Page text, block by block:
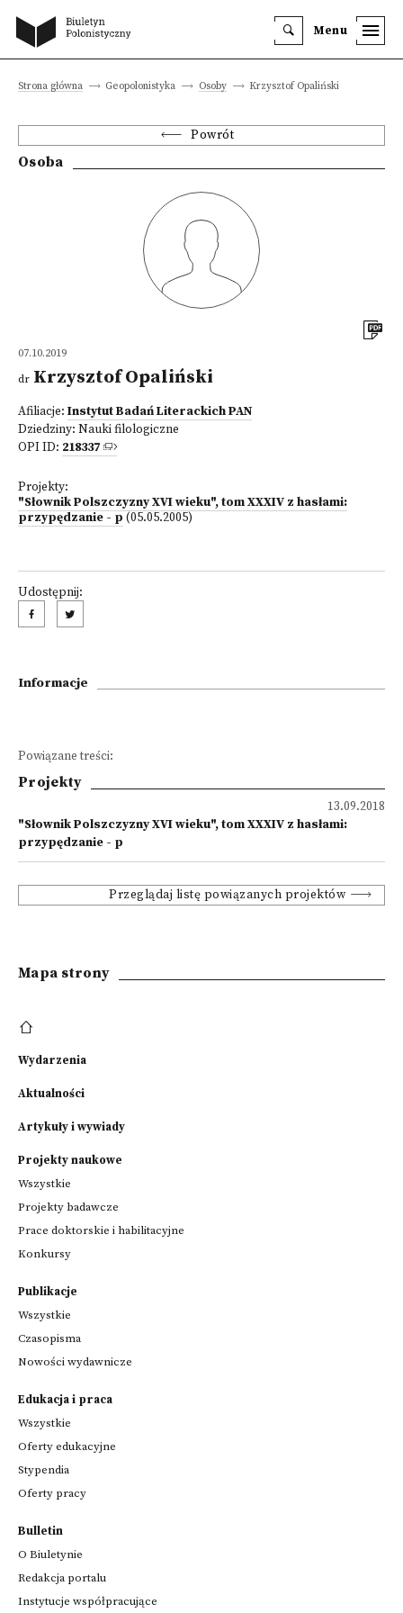
Menu
Strona główna Geopolonistyka Osoby Krzysztof Opaliński
Powrót
Osoba
07.10.2019
dr Krzysztof Opaliński
Afiliacje: Instytut Badań Literackich PAN
Dziedziny: Nauki filologiczne
OPI ID: 218337
Projekty:
"Słownik Polszczyzny XVI wieku", tom XXXIV z hasłami:
przypędzanie - p (05.05.2005)
Udostępnij:
Informacje
Powiązane treści:
Projekty
13.09.2018
"Słownik Polszczyzny XVI wieku", tom XXXIV z hasłami:
przypędzanie - p
Przeglądaj listę powiązanych projektów
Mapa strony
Wydarzenia
Aktualności
Artykuły i wywiady
Projekty naukowe
Wszystkie
Projekty badawcze
Prace doktorskie i habilitacyjne
Konkursy
Publikacje
Wszystkie
Czasopisma
Nowości wydawnicze
Edukacja i praca
Wszystkie
Oferty edukacyjne
Stypendia
Oferty pracy
Bulletin
O Biuletynie
Redakcja portalu
Instytucje współpracujące